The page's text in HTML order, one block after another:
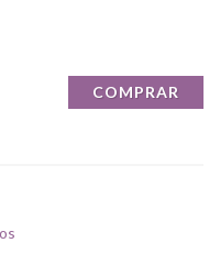
COMPRAR